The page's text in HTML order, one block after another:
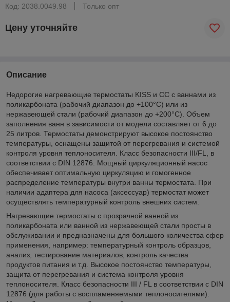
Код: 2038.0049.98
Только опт
Цену уточняйте
Описание
Недорогие нагревающие термостаты KISS и СС с ваннами из
поликарбоната (рабочий диапазон до +100°C) или из
нержавеющей стали (рабочий диапазон до +200°C). Объем
заполнения ванн в зависимости от модели составляет от 6 до
25 литров. Термостаты демонстрируют высокое постоянство
температуры, оснащены защитой от перегревания и системой
контроля уровня теплоносителя. Класс безопасности III/FL, в
соответствии с DIN 12876. Мощный циркуляционный насос
обеспечивает оптимальную циркуляцию и гомогенное
распределение температуры внутри ванны термостата. При
наличии адаптера для насоса (аксессуар) термостат может
осуществлять температурный контроль внешних систем.
Нагревающие термостаты с прозрачной ванной из
поликарбоната или ванной из нержавеющей стали просты в
обслуживании и предназначены для большого количества сфер
применения, например: температурный контроль образцов,
анализ, тестирование материалов, контроль качества
продуктов питания и т.д. Высокое постоянство температуры,
защита от перегревания и система контроля уровня
теплоносителя. Класс безопасности III / FL в соответствии с DIN
12876 (для работы с воспламеняемыми теплоносителями).